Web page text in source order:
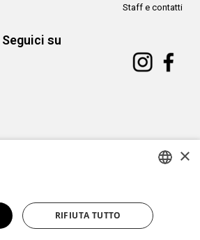
Staff e contatti
Seguici su
developmentEmotion Design+TUB design
ENGLISH
×
RIFIUTA TUTTO